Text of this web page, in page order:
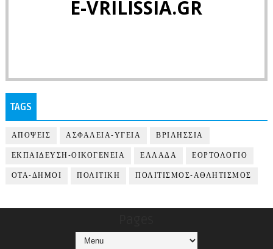
E-VRILISSIA.GR
TAGS
ΑΠΟΨΕΙΣ ΑΣΦΑΛΕΙΑ-ΥΓΕΙΑ ΒΡΙΛΗΣΣΙΑ
ΕΚΠΑΙΔΕΥΣΗ-ΟΙΚΟΓΕΝΕΙΑ ΕΛΛΑΔΑ ΕΟΡΤΟΛΟΓΙΟ
ΟΤΑ-ΔΗΜΟΙ ΠΟΛΙΤΙΚΗ ΠΟΛΙΤΙΣΜΟΣ-ΑΘΛΗΤΙΣΜΟΣ